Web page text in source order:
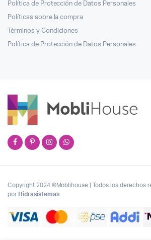
Política de Protección de Datos Personales
Políticas sobre la compra
Términos y Condiciones
Política de Protección de Datos Personales
Copyright 2024 ©Moblihouse | Todos los derechos
por Hidrasistemas.